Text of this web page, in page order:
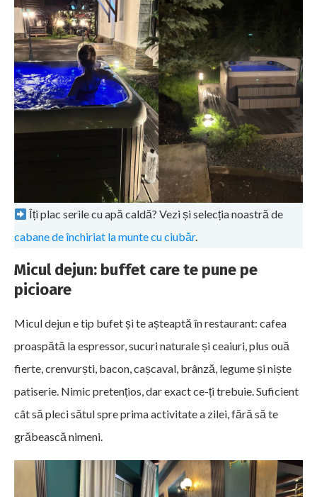
Îți plac serile cu apă caldă? Vezi și selecția noastră de
cabane de închiriat la munte cu ciubăr.
Micul dejun: buffet care te pune pe
picioare
Micul dejun e tip bufet și te așteaptă în restaurant: cafea
proaspătă la espressor, sucuri naturale și ceaiuri, plus ouă
fierte, crenvurști, bacon, cașcaval, brânză, legume și niște
patiserie. Nimic pretențios, dar exact ce-ți trebuie. Suficient
cât să pleci sătul spre prima activitate a zilei, fără să te
grăbească nimeni.